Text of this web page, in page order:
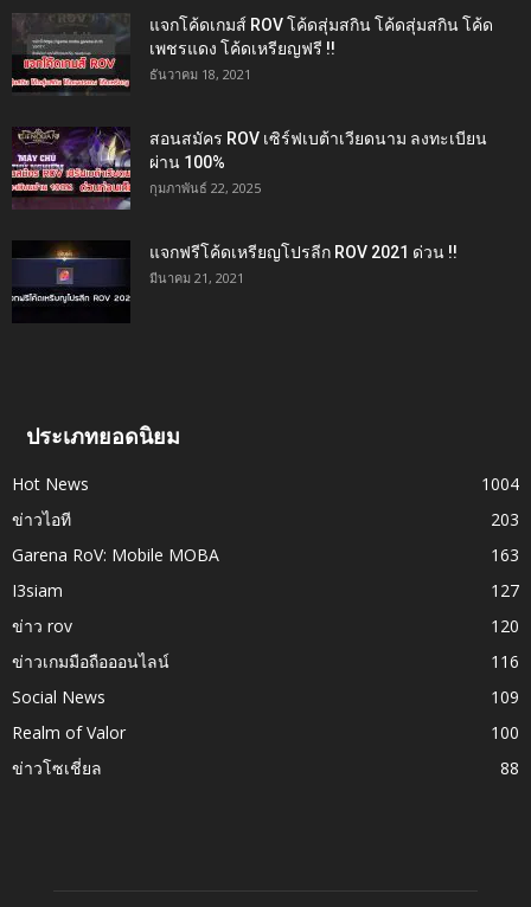
แจกโค้ดเกมส์ ROV โค้ดสุ่มสกิน โค้ดสุ่มสกิน โค้ด
เพชรแดง โค้ดเหรียญฟรี !!
ธันวาคม 18, 2021
สอนสมัคร ROV เซิร์ฟเบต้าเวียดนาม ลงทะเบียน
ผ่าน 100%
กุมภาพันธ์ 22, 2025
แจกฟรีโค้ดเหรียญโปรลีก ROV 2021 ด่วน !!
มีนาคม 21, 2021
ประเภทยอดนิยม
Hot News
1004
ข่าวไอที
203
Garena RoV: Mobile MOBA
163
I3siam
127
ข่าว rov
120
ข่าวเกมมือถือออนไลน์
116
Social News
109
Realm of Valor
100
ข่าวโซเชี่ยล
88